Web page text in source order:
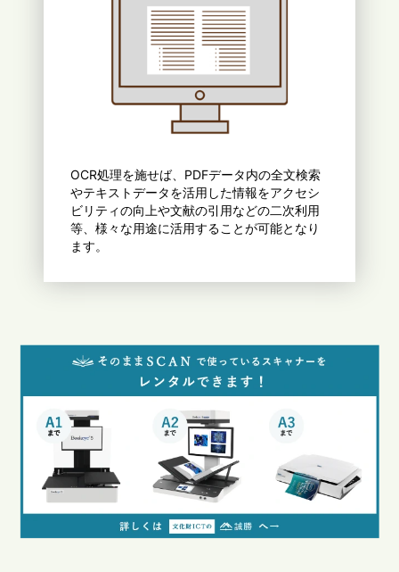
OCR処理を施せば、PDFデータ内の全文検索
やテキストデータを活用した情報をアクセシ
ビリティの向上や文献の引用などの二次利用
等、様々な用途に活用することが可能となり
ます。